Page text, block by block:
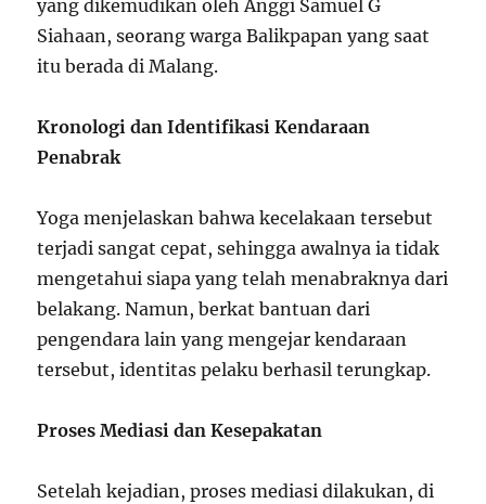
yang dikemudikan oleh Anggi Samuel G
Siahaan, seorang warga Balikpapan yang saat
itu berada di Malang.
Kronologi dan Identifikasi Kendaraan
Penabrak
Yoga menjelaskan bahwa kecelakaan tersebut
terjadi sangat cepat, sehingga awalnya ia tidak
mengetahui siapa yang telah menabraknya dari
belakang. Namun, berkat bantuan dari
pengendara lain yang mengejar kendaraan
tersebut, identitas pelaku berhasil terungkap.
Proses Mediasi dan Kesepakatan
Setelah kejadian, proses mediasi dilakukan, di